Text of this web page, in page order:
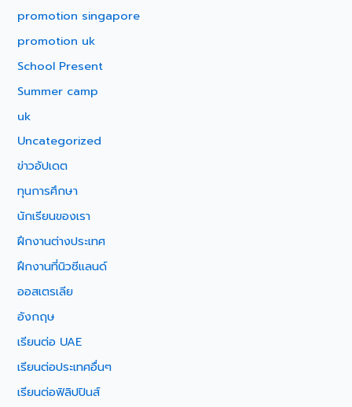
promotion singapore
promotion uk
School Present
Summer camp
uk
Uncategorized
ข่าวอัปเดต
ทุนการศึกษา
นักเรียนของเรา
ฝึกงานต่างประเทศ
ฝึกงานที่นิวซีแลนด์
ออสเตรเลีย
อังกฤษ
เรียนต่อ UAE
เรียนต่อประเทศอื่นๆ
เรียนต่อฟิลิปปินส์